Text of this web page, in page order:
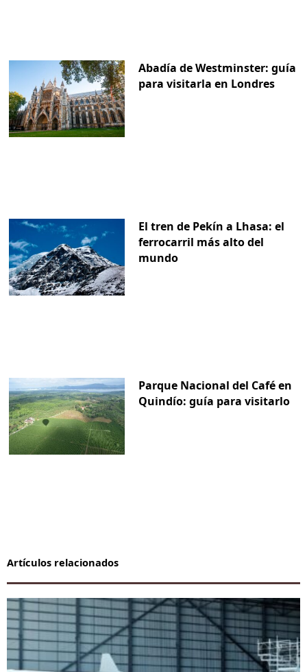
Abadía de Westminster: guía
para visitarla en Londres
El tren de Pekín a Lhasa: el
ferrocarril más alto del
mundo
Parque Nacional del Café en
Quindío: guía para visitarlo
Artículos relacionados